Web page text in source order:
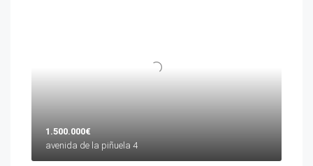
1.500.000€
avenida de la piñuela 4